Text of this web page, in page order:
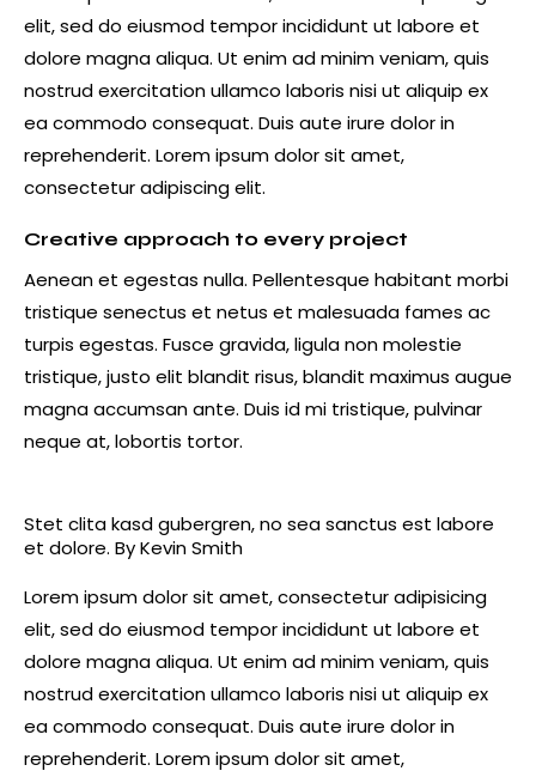
elit, sed do eiusmod tempor incididunt ut labore et
dolore magna aliqua. Ut enim ad minim veniam, quis
nostrud exercitation ullamco laboris nisi ut aliquip ex
ea commodo consequat. Duis aute irure dolor in
reprehenderit. Lorem ipsum dolor sit amet,
consectetur adipiscing elit.
Creative approach to every project
Aenean et egestas nulla. Pellentesque habitant morbi
tristique senectus et netus et malesuada fames ac
turpis egestas. Fusce gravida, ligula non molestie
tristique, justo elit blandit risus, blandit maximus augue
magna accumsan ante. Duis id mi tristique, pulvinar
neque at, lobortis tortor.
Stet clita kasd gubergren, no sea sanctus est labore
et dolore. ByKevin Smith
Lorem ipsum dolor sit amet, consectetur adipisicing
elit, sed do eiusmod tempor incididunt ut labore et
dolore magna aliqua. Ut enim ad minim veniam, quis
nostrud exercitation ullamco laboris nisi ut aliquip ex
ea commodo consequat. Duis aute irure dolor in
reprehenderit. Lorem ipsum dolor sit amet,